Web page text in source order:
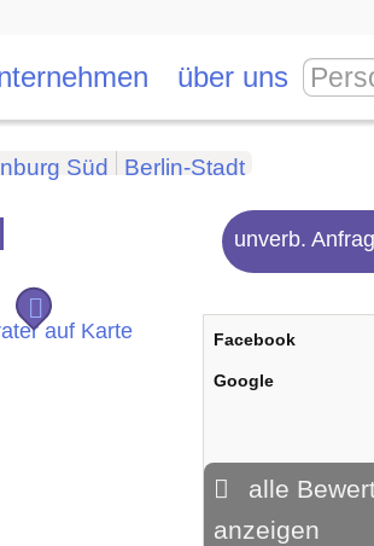
über uns
Süd Berlin-Stadt
unverb.
Facebook
Google
alle
anzeigen